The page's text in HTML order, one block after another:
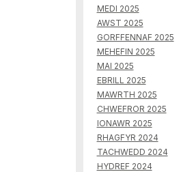
MEDI 2025
AWST 2025
GORFFENNAF 2025
MEHEFIN 2025
MAI 2025
EBRILL 2025
MAWRTH 2025
CHWEFROR 2025
IONAWR 2025
RHAGFYR 2024
TACHWEDD 2024
HYDREF 2024